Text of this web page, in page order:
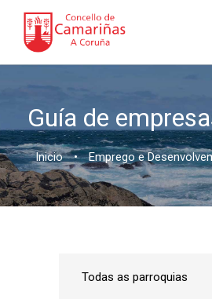
Guía de
Inicio • Emprego e